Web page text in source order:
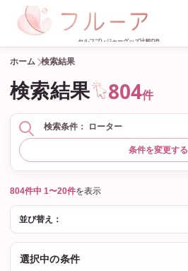
セルフプレジャーグッズ比較DB
ホーム 検索結果
検索結果 804件
検索条件： ローター
条件を変更する
804件中 1〜20件を表示
並び替え：
選択中の条件